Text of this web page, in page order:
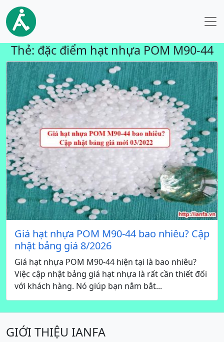
Thẻ: đặc điểm hạt nhựa POM M90-44
Giá hạt nhựa POM M90-44 bao nhiêu? Cập
nhật bảng giá 8/2026
Giá hạt nhựa POM M90-44 hiện tại là bao nhiêu?
Việc cập nhật bảng giá hạt nhựa là rất cần thiết đối
với khách hàng. Nó giúp bạn nắm bắt...
GIỚI THIỆU IANFA